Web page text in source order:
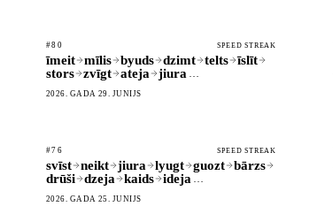
#80 SPEED STREAK
īmeit mīlis byuds dzimt telts
īslīt
stors
zvīgt ateja jiura …
2026. GADA 29. JŪNIJS
#76 SPEED STREAK
svīst neikt jiura lyugt guozt
bārzs
drūši
dzeja kaids ideja …
2026. GADA 25. JŪNIJS